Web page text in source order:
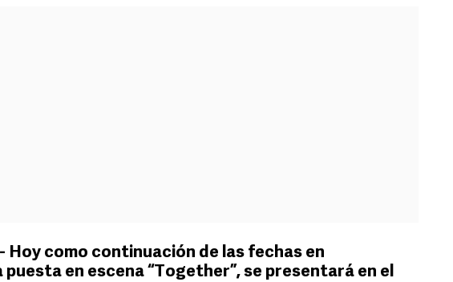
Hoy como continuación de las fechas en
puesta en escena “Together”, se presentará en el